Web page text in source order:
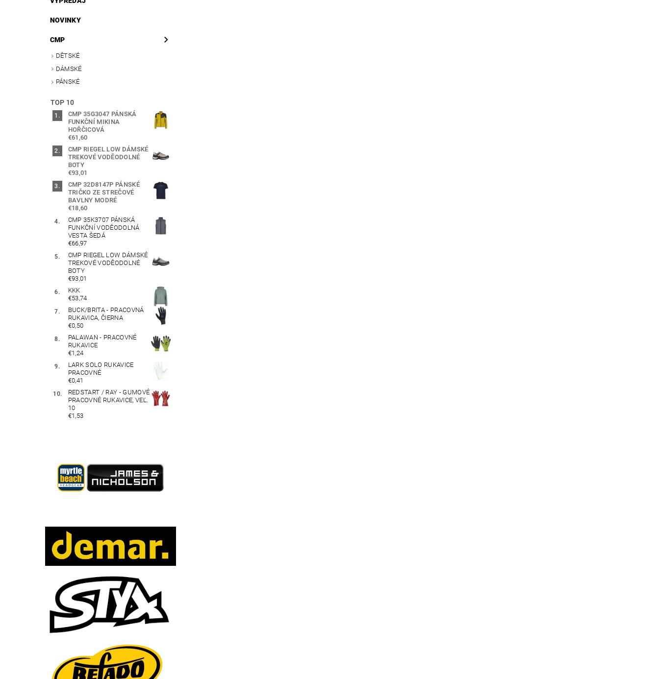
NOVINKY
CMP
DĚTSKÉ
DÁMSKÉ
PÁNSKÉ
TOP 10
CMP 35G3047 PÁNSKÁ
FUNKČNÍ MIKINA
HOŘČICOVÁ
€61,60
CMP RIEGEL LOW DÁMSKÉ
TREKOVÉ VODĚODOLNÉ
BOTY
€93,01
CMP 32D8147P PÁNSKÉ
TRIČKO ZE STREČOVÉ
BAVLNY MODRÉ
€18,60
CMP 35K3707 PÁNSKÁ
FUNKČNÍ VODĚODOLNÁ
VESTA ŠEDÁ
€66,97
CMP RIEGEL LOW DÁMSKÉ
TREKOVÉ VODĚODOLNÉ
BOTY
€93,01
KKK
€53,74
BUCK/BRITA - PRACOVNÁ
RUKAVICA, ČIERNA
€0,50
PALAWAN - PRACOVNÉ
RUKAVICE
€1,24
LARK SOLO RUKAVICE
PRACOVNÉ
€0,41
REDSTART / RAY - GUMOVÉ
PRACOVNÉ RUKAVICE, VEĽ.
10
€1,53